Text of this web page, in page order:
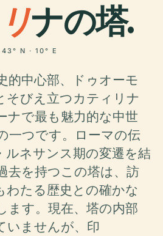
リナの塔.
43° N · 10° E
的中心部、ドゥオーモ
そびえ立つカティリナ
ナで最も魅力的な中世
一つです。ローマの伝
ルネサンス期の変遷を結
去を持つこの塔は、訪
わたる歴史との確かな
ます。現在、塔の内部
いませんが、印